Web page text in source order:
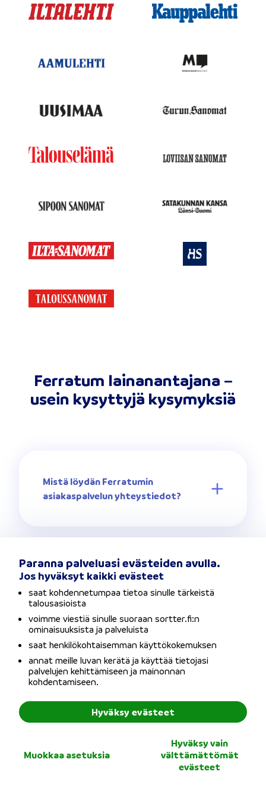
Paranna palveluasi evästeiden avulla.
Jos hyväksyt kaikki evästeet
saat kohdennetumpaa tietoa sinulle tärkeistä
talousasioista
voimme viestiä sinulle suoraan sortter.fi:n
ominaisuuksista ja palveluista
saat henkilökohtaisemman käyttökokemuksen
annat meille luvan kerätä ja käyttää tietojasi
palvelujen kehittämiseen ja mainonnan
kohdentamiseen.
Muokkaa asetuksia
Hyväksy vain
välttämättömät
evästeet
Hyväksy evästeet
Ferratum lainanantajana –
usein kysyttyjä kysymyksiä
Mistä löydän Ferratumin
asiakaspalvelun yhteystiedot?
Mikä on Ferratum?
Miten Ferratumin myöntämän
lainan korko muodostuu?
Millaisia kokemuksia Ferratumin